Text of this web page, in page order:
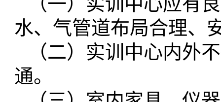
水、气管道布局合理、
（二）实训中心内外
通。